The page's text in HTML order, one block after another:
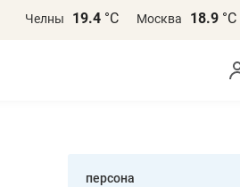
Челны 19.4 °С Москва 18.9 °С
персона